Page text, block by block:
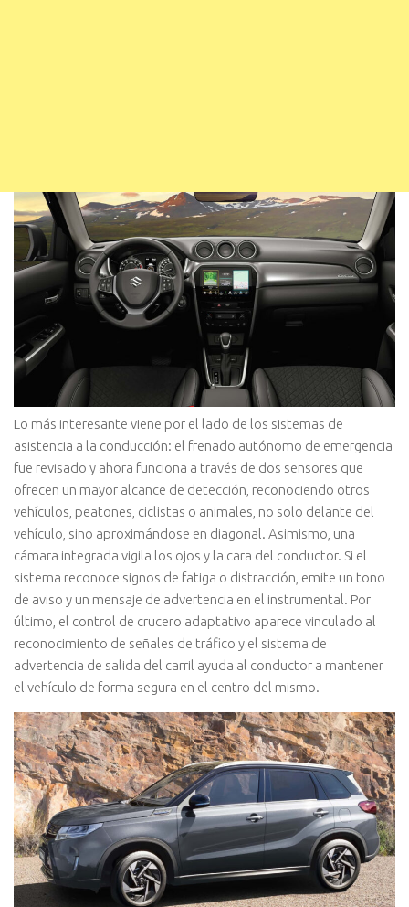
Lo más interesante viene por el lado de los sistemas de
asistencia a la conducción: el frenado autónomo de emergencia
fue revisado y ahora funciona a través de dos sensores que
ofrecen un mayor alcance de detección, reconociendo otros
vehículos, peatones, ciclistas o animales, no solo delante del
vehículo, sino aproximándose en diagonal. Asimismo, una
cámara integrada vigila los ojos y la cara del conductor. Si el
sistema reconoce signos de fatiga o distracción, emite un tono
de aviso y un mensaje de advertencia en el instrumental. Por
último, el control de crucero adaptativo aparece vinculado al
reconocimiento de señales de tráfico y el sistema de
advertencia de salida del carril ayuda al conductor a mantener
el vehículo de forma segura en el centro del mismo.